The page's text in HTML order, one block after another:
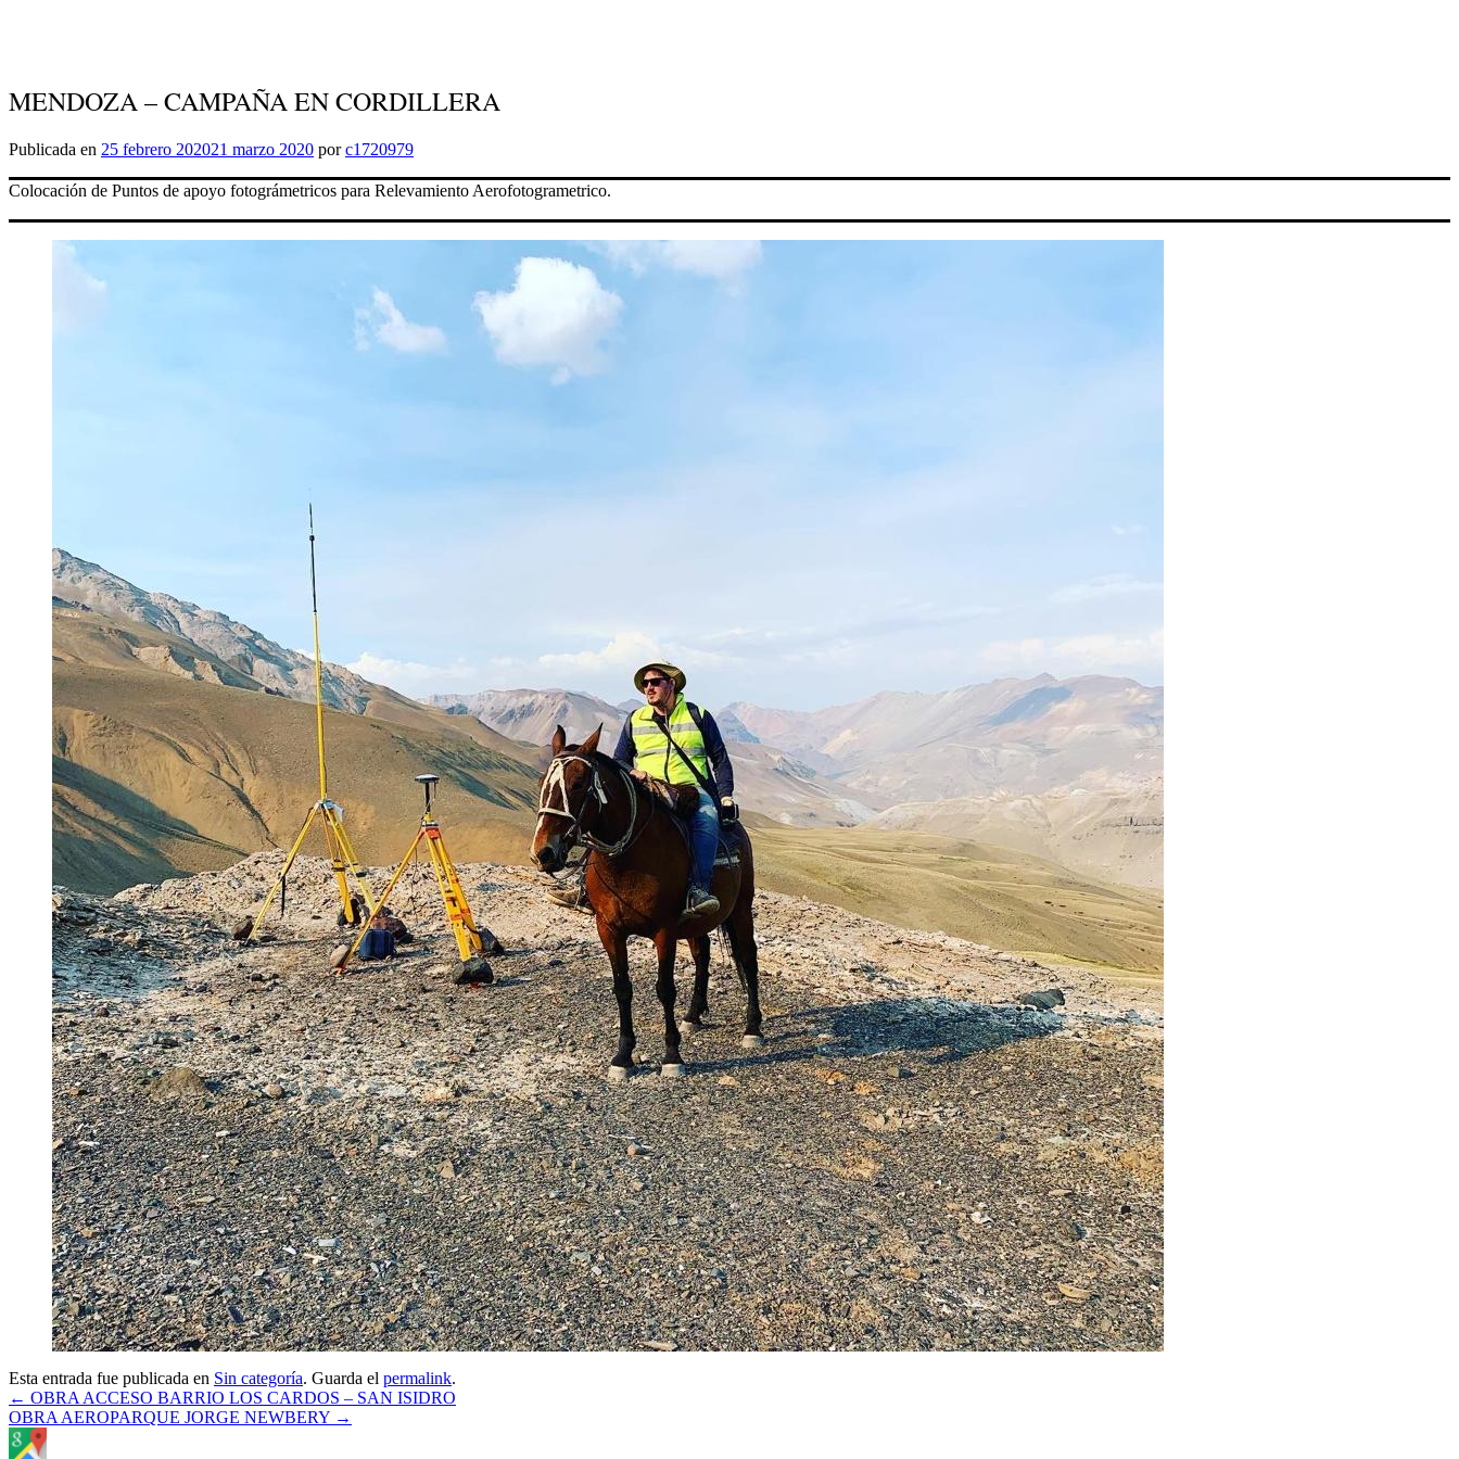
MENDOZA – CAMPAÑA EN CORDILLERA
Publicada en 25 febrero 202021 marzo 2020 porc1720979
Colocación de Puntos de apoyo fotográmetricos para Relevamiento Aerofotogrametrico.
Esta entrada fue publicada en Sin categoría. Guarda el permalink.
Navegación
de
← OBRA ACCESO BARRIO LOS CARDOS – SAN ISIDRO
OBRA AEROPARQUE JORGE NEWBERY →